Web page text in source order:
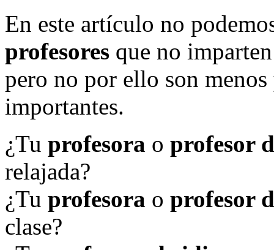
En este artículo no
profesores que no
pero no por ello son menos
importantes.
¿Tu profesora o profesor
relajada?
¿Tu profesora o profesor
clase?